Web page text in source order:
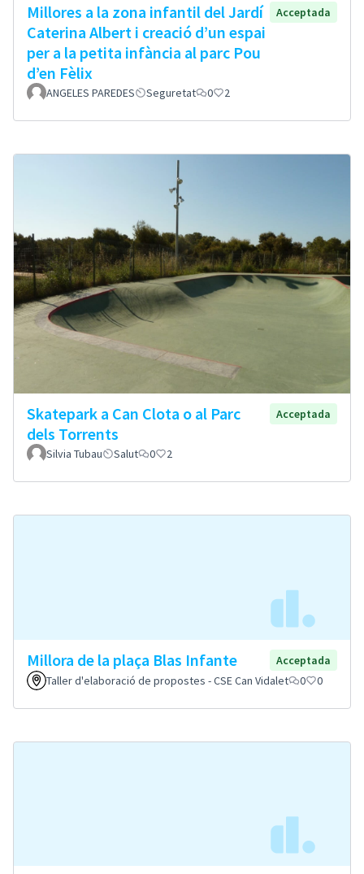
Millores a la zona infantil del Jardí
Caterina Albert i creació d’un espai
per a la petita infància al parc Pou
d’en Fèlix
Acceptada
ANGELES PAREDES Seguretat 0 2
Skatepark a Can Clota o al Parc
dels Torrents
Acceptada
Silvia Tubau Salut 0 2
Millora de la plaça Blas Infante
Acceptada
Taller d'elaboració de propostes - CSE Can Vidalet
0 0